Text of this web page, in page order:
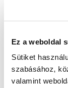
Ez a weboldal
Sütiket
szabásához,
valamint
Augusztus 11.
Készleten: